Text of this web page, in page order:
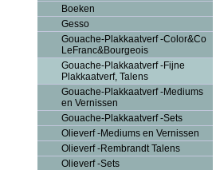
Boeken
Gesso
Gouache-Plakkaatverf -Color&Co
LeFranc&Bourgeois
Gouache-Plakkaatverf -Fijne
Plakkaatverf, Talens
Gouache-Plakkaatverf -Mediums
en Vernissen
Gouache-Plakkaatverf -Sets
Olieverf -Mediums en Vernissen
Olieverf -Rembrandt Talens
Olieverf -Sets